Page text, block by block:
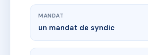
MANDAT
un mandat de syndic